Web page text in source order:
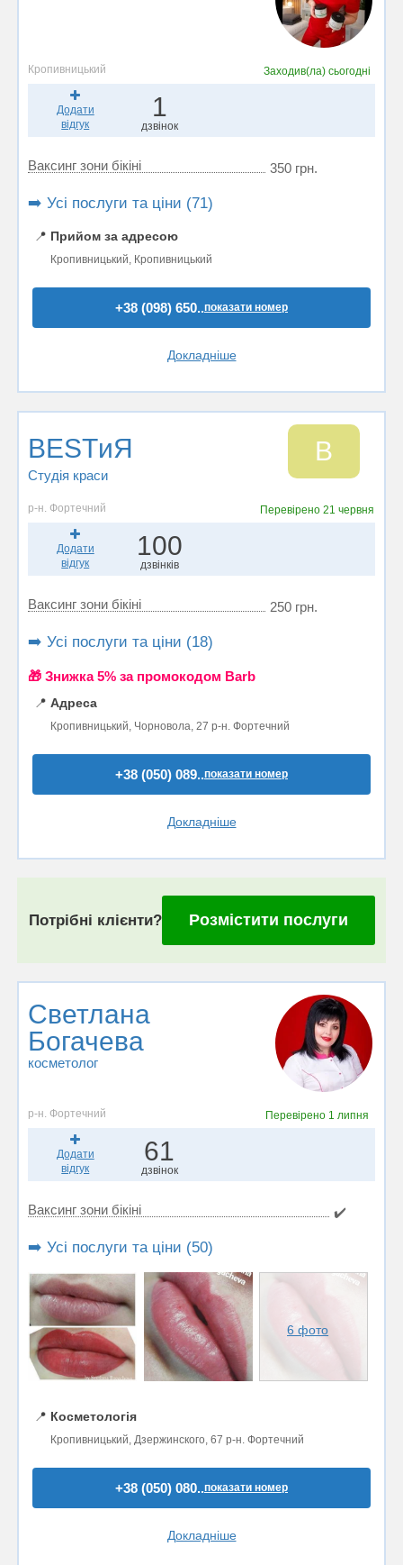
Кропивницький Заходив(ла)сьогодні
Додати
відгук
1
дзвінок
Ваксинг зони бікіні 350 грн.
➡️ Усі послуги та ціни (71)
📍 Прийом за адресою
Кропивницький, Кропивницький
+38 (098) 650..показати номер
Докладніше
BESTиЯ
Студія краси
B
р-н. Фортечний Перевірено21 червня
Додати
відгук
100
дзвінків
Ваксинг зони бікіні 250 грн.
➡️ Усі послуги та ціни (18)
🎁 Знижка 5% за промокодом Barb
📍 Адреса
Кропивницький, Чорновола, 27 р-н. Фортечний
+38 (050) 089..показати номер
Докладніше
Потрібні клієнти? Розмістити послуги
Светлана
Богачева
косметолог
р-н. Фортечний Перевірено 1 липня
Додати
відгук
61
дзвінок
Ваксинг зони бікіні ✔️
➡️ Усі послуги та ціни (50)
6 фото
📍 Косметологія
Кропивницький, Дзержинского, 67 р-н. Фортечний
+38 (050) 080..показати номер
Докладніше